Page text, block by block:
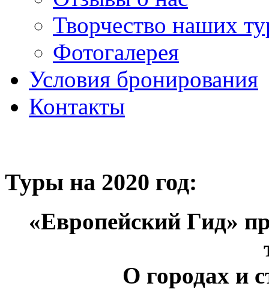
Творчество наших
Фотогалерея
Условия бронирования
Контакты
Туры на 2020 год:
«Европейский Гид»
О городах и